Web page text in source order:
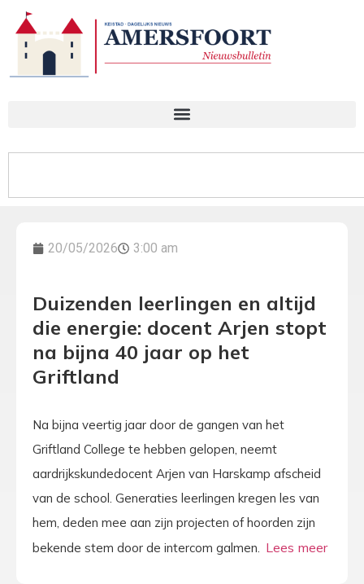
20/05/2026 3:00 am
Duizenden leerlingen en altijd
die energie: docent Arjen stopt
na bijna 40 jaar op het
Griftland
Na bijna veertig jaar door de gangen van het
Griftland College te hebben gelopen, neemt
aardrijkskundedocent Arjen van Harskamp afscheid
van de school. Generaties leerlingen kregen les van
hem, deden mee aan zijn projecten of hoorden zijn
bekende stem door de intercom galmen.